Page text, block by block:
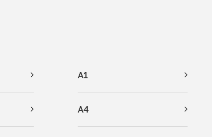
A1
A4